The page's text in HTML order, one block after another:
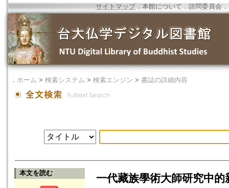
サイトマップ．本館について ． 諮問委員会 ．
． ホーム > 検索システム > 検索エンジン > 書誌の詳細内容
本文を読む 一代藏族學術大師研究中